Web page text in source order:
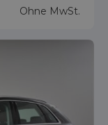
Ohne MwSt.